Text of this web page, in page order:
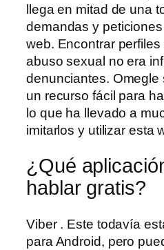
llega en mitad de una
demandas y
web. Encontrar
abuso sexual no era
denunciantes. Omegle
un recurso fácil para
lo que ha llevado a
imitarlos y utilizar esta
¿Qué
hablar gratis?
Viber . Este todavía
para Android, pero